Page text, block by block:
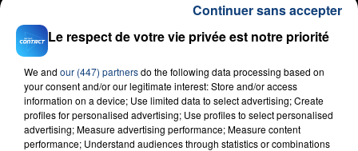
FIL D'ACTU
Le respect de votre vie privée est notre priorité
We and our (447) partnersdo the following data processing based on
your consent and/or our legitimate interest: Store and/or access
information on a device; Use limited data to select advertising; Create
profiles for personalised advertising; Use profiles to select personalised
advertising; Measure advertising performance; Measure content
performance; Understand audiences through statistics or combinations
Continuer sans accepter